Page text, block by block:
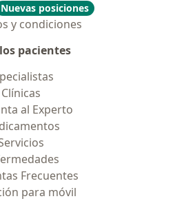
Nuevas posiciones
y condiciones
pacientes
Clínicas
al Experto
Frecuentes
para móvil